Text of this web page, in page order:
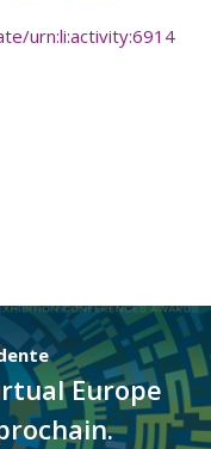
urn:li:activity:6914
Europe